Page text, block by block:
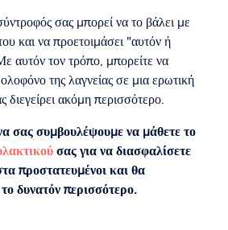
σας μπορεί να το βάλει με
και να προετοιμάσει "αυτόν ή
αυτόν τον τρόπο, μπορείτε να
της λαγνείας σε μια ερωτική
διεγείρει ακόμη περισσότερο.
σας συμβουλέψουμε να μάθετε το
σας για να διασφαλίσετε
προστατευμένοι και θα
δυνατόν περισσότερο.